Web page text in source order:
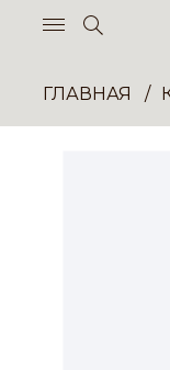
ГЛАВНАЯ